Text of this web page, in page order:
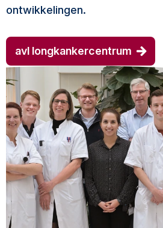
ontwikkelingen.
avl longkankercentrum